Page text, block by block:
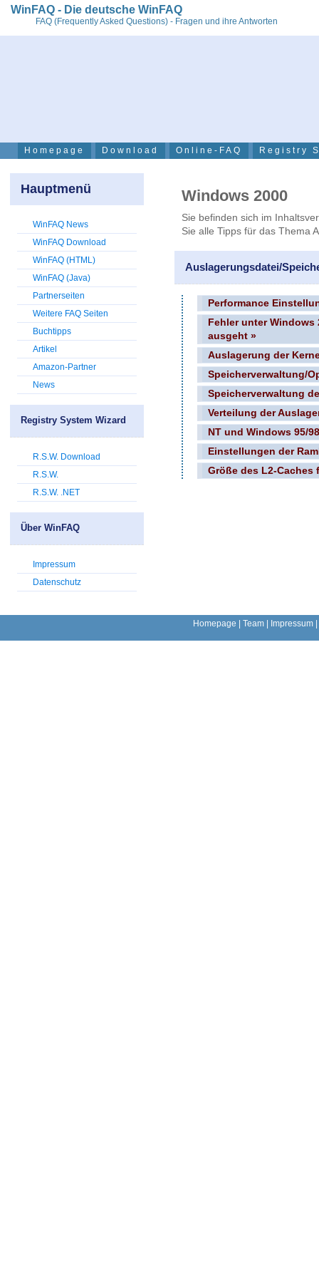
WinFAQ - Die deutsche WinFAQ
FAQ (Frequently Asked Questions) - Fragen und ihre Antworten
Homepage Download Online-FAQ Registry
Windows 2000
Sie befinden sich im
Sie alle Tipps für das Thema
Auslagerungsdatei/
Performance
Fehler unter
ausgeht »
Auslagerung der
Speicherverwaltung/
Speicherverwaltung
Verteilung der
NT und Windows 95/
Einstellungen der
Größe des L2-Caches
Hauptmenü
WinFAQ News
WinFAQ Download
WinFAQ (HTML)
WinFAQ (Java)
Partnerseiten
Weitere FAQ Seiten
Buchtipps
Artikel
Amazon-Partner
News
Registry System Wizard
R.S.W. Download
R.S.W.
R.S.W. .NET
Über WinFAQ
Impressum
Datenschutz
Homepage Team| Impressum|